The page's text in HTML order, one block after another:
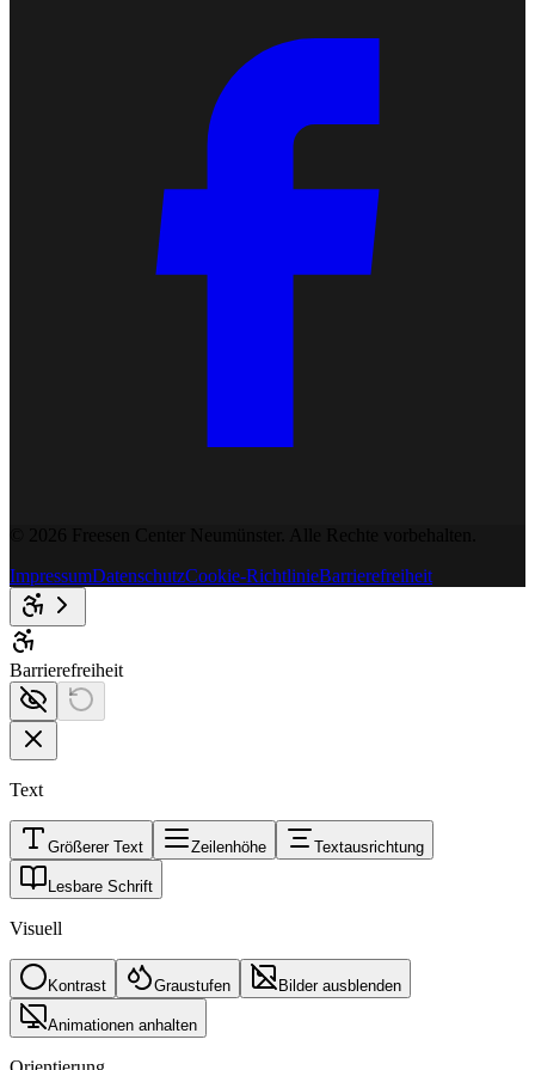
ImpressumDatenschutzCookie-RichtlinieBarrierefreiheit
Barrierefreiheit
Text
Größerer Text Zeilenhöhe Textausrichtung
Lesbare Schrift
Visuell
Kontrast Graustufen Bilder ausblenden
Animationen anhalten